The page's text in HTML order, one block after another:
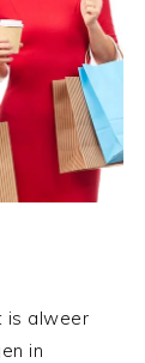
is alweer
in